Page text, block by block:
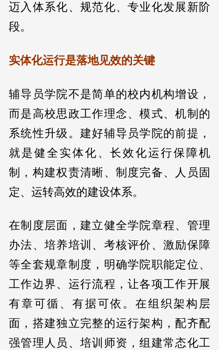
迈入体系化、规范化、专业化发展新阶
段。
实体化运行是落地见效的关键
辅导员学院不是简单的校内机构增设，
而是高校思政工作理念、模式、机制的
系统性升级。建好辅导员学院的前提，
就是健全实体化、长效化运行保障机
制，构建权责清晰、制度完备、人员固
定、运转高效的建设体系。
在制度层面，建立健全学院章程、管理
办法、培养培训、考核评价、激励保障
等全套规章制度，明确学院职能定位、
工作边界、运行流程，让各项工作开展
有章可循、有据可依。在组织架构层
面，搭建独立完整的运行架构，配齐配
强管理人员、培训师资，组建常态化工